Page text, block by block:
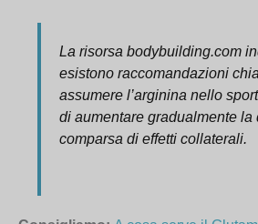
La risorsa bodybuilding.com
esistono raccomandazioni
assumere l’arginina nello
di aumentare gradualmente la
comparsa di effetti collaterali.